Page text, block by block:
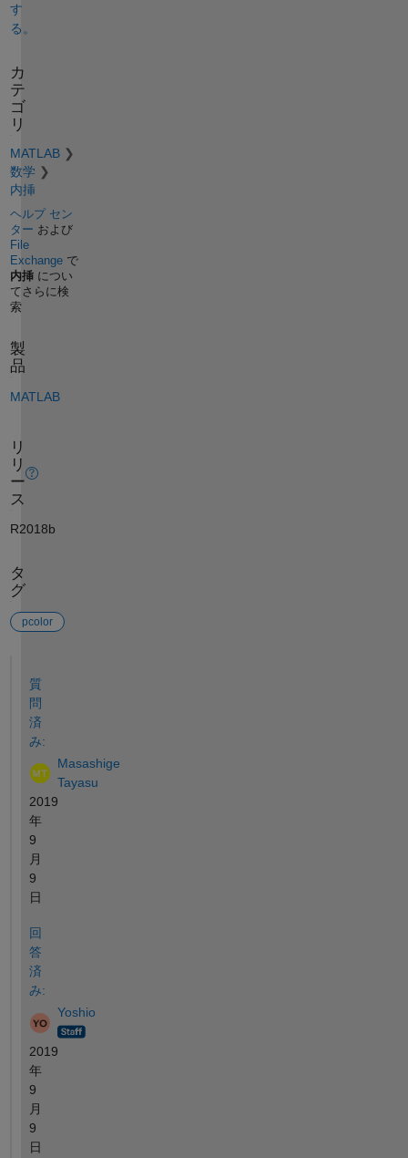
す
る。
カ
テ
ゴ
リ
MATLAB
数学
内挿
ヘルプ セン
ター および
File
Exchangeで
内挿につい
てさらに検
索
製
品
MATLAB
リ
リ
ー
ス
R2018b
タ
グ
pcolor
質
問
済
み:
Masashige
Tayasu
2019
年
9
月
9
日
回
答
済
み:
Yoshio
2019
年
9
月
9
日